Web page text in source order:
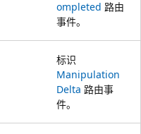
ompleted 路由
事件。
标识
Manipulation
Delta 路由事
件。